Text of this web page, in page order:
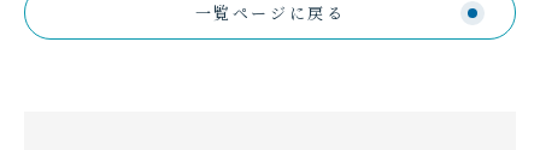
一覧ページに戻る